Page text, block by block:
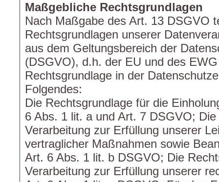
Maßgebliche Rechtsgrundlagen
Nach Maßgabe des Art. 13 DSGVO
Rechtsgrundlagen unserer
aus dem Geltungsbereich der
(DSGVO), d.h. der EU und des
Rechtsgrundlage in der
Folgendes:
Die Rechtsgrundlage für die
6 Abs. 1 lit. a und Art. 7 DSGVO;
Verarbeitung zur Erfüllung unserer
vertraglicher Maßnahmen sowie
Art. 6 Abs. 1 lit. b DSGVO; Die
Verarbeitung zur Erfüllung unserer